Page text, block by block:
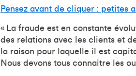
Pensez avant de cliquer : petites
« La fraude est en constante
des relations avec les clients et
la raison pour laquelle il est
Nous devons tous connaitre les